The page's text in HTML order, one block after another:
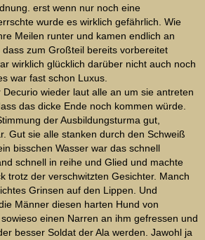
erst wenn nur noch eine
wurde es wirklich gefährlich. Wie
Meilen runter und kamen endlich an
zum Großteil bereits vorbereitet
wirklich glücklich darüber nicht auch noch
war fast schon Luxus.
wieder laut alle an um sie antreten
das dicke Ende noch kommen würde.
der Ausbildungsturma gut,
Gut sie alle stanken durch den Schweiß
bisschen Wasser war das schnell
schnell in reihe und Glied und machte
trotz der verschwitzten Gesichter. Manch
Grinsen auf den Lippen. Und
Männer diesen harten Hund von
einen Narren an ihm gefressen und
besser Soldat der Ala werden. Jawohl ja